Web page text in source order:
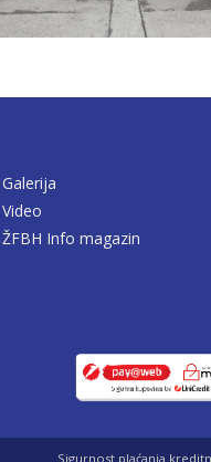
Galerija
Video
ŽFBH Info magazin
Sigurnost plaćanja